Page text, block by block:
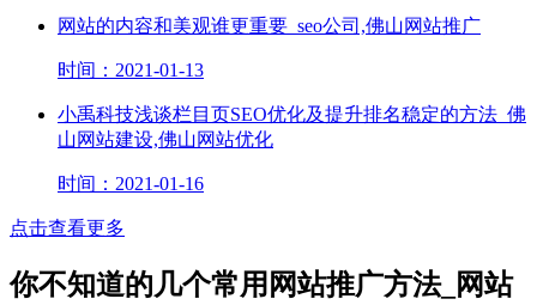
网站的内容和美观谁更重要_seo公司,佛山网站推广
时间：2021-01-13
小禹科技浅谈栏目页SEO优化及提升排名稳定的方法_佛
山网站建设,佛山网站优化
时间：2021-01-16
点击查看更多
你不知道的几个常用网站推广方法_网站